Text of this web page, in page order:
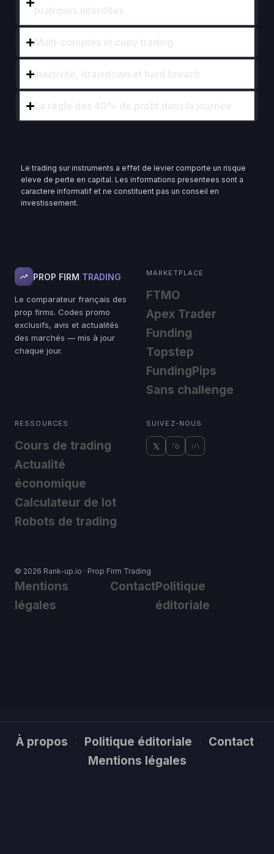
Multi-comptes et copy trading
Inactivité, drawdown et hard breach
La règle des 40% de profit dans la journée
Le trading sur instruments a effet de levier comporte un risque
eleve de perte en capital. Les informations presentees sont a
caractere informatif et ne constituent pas un conseil en
investissement.
PROP FIRM TRADING
Le comparateur français des
prop firms. Codes promo
exclusifs, avis et actualités
des marchés — mis à jour
chaque jour.
MARKETPLACE
FTMO
Apex Trader
Funding
Topstep
FundingPips
Sans challenge
RESSOURCES
Cours de trading
Actualité
économique
Calculateur de lot
Robots de trading
SUIVEZ-NOUS
© 2026 Rank-up.io · Prop Firm Trading
Mentions
légales
ContactPolitique
éditoriale
À propos · Politique éditoriale · Contact ·
Mentions légales